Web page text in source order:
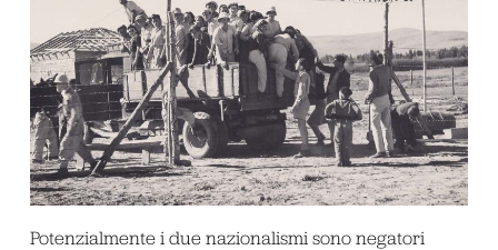
Potenzialmente i due nazionalismi sono negatori